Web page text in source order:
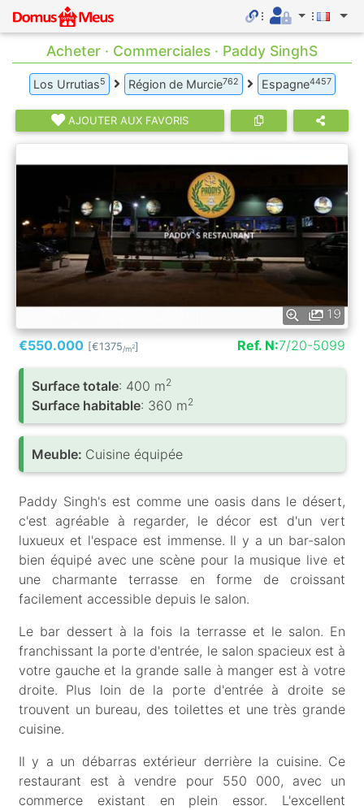
Acheter · Commerciales · Paddy SinghS
Los Urrutias5 Région de Murcie762 Espagne4457
AJOUTER AUX FAVORIS
19
€550.000 [€1375/m2] Ref. N:7/20-5099
Surface totale: 400 m2
Surface habitable: 360 m2
Meuble: Cuisine équipée
Paddy Singh's est comme une oasis dans le désert,
c'est agréable à regarder, le décor est d'un vert
luxueux et l'espace est immense. Il y a un bar-salon
bien équipé avec une scène pour la musique live et
une charmante terrasse en forme de croissant
facilement accessible depuis le salon.
Le bar dessert à la fois la terrasse et le salon. En
franchissant la porte d'entrée, le salon spacieux est à
votre gauche et la grande salle à manger est à votre
droite. Plus loin de la porte d'entrée à droite se
trouvent un bureau, des toilettes et une très grande
cuisine.
Il y a un débarras extérieur derrière la cuisine. Ce
restaurant est à vendre pour 550 000, avec un
commerce existant en plein essor. L'excellent